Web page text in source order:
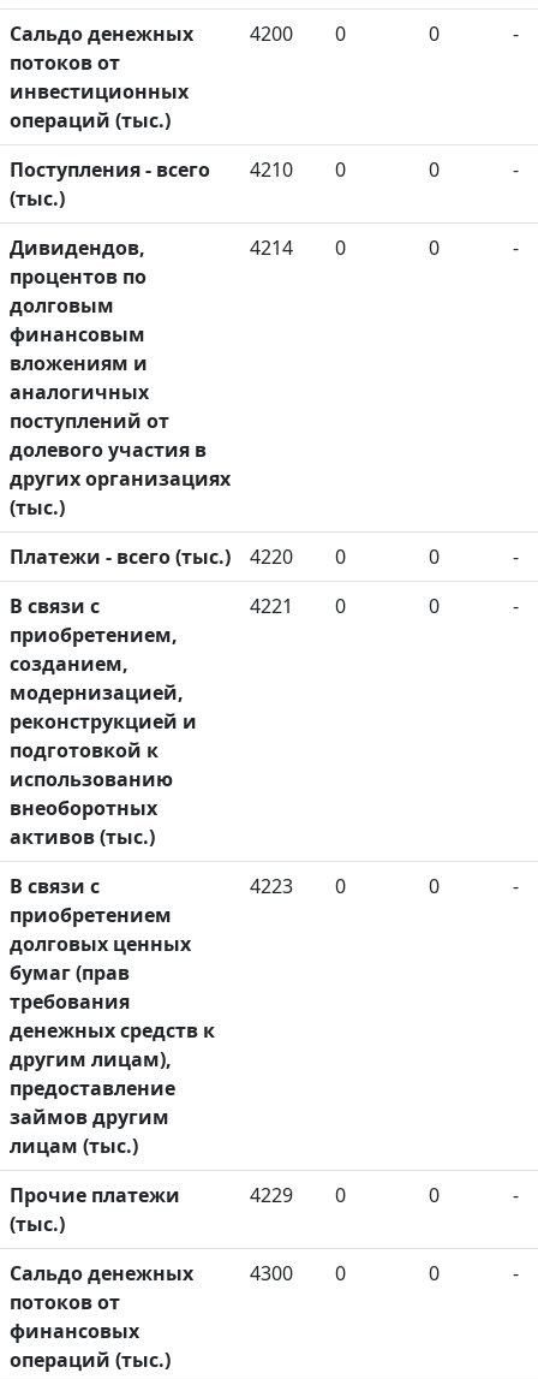
Сальдо денежных
потоков от
инвестиционных
операций (тыс.)
4200 0 0 -
Поступления - всего
(тыс.)
4210 0 0 -
Дивидендов,
процентов по
долговым
финансовым
вложениям и
аналогичных
поступлений от
долевого участия в
других организациях
(тыс.)
4214 0 0 -
Платежи - всего (тыс.) 4220 0 0
-
В связи с
приобретением,
созданием,
модернизацией,
реконструкцией и
подготовкой к
использованию
внеоборотных
активов (тыс.)
4221 0 0 -
В связи с
приобретением
долговых ценных
бумаг (прав
требования
денежных средств к
другим лицам),
предоставление
займов другим
лицам (тыс.)
4223 0 0 -
Прочие платежи
(тыс.)
4229 0 0 -
Сальдо денежных
потоков от
финансовых
операций (тыс.)
4300 0 0 -